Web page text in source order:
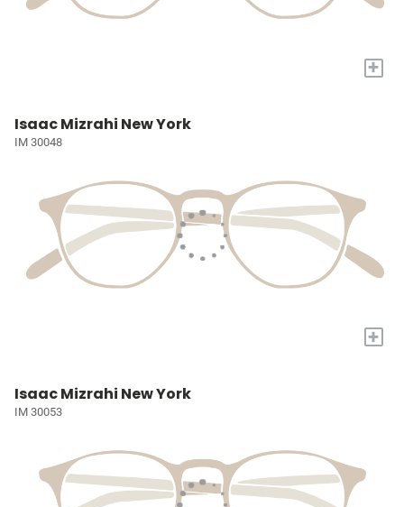
+
Isaac Mizrahi New York
IM 30048
+
Isaac Mizrahi New York
IM 30053